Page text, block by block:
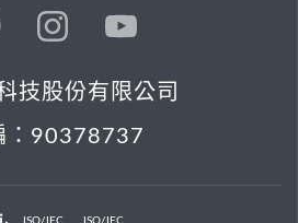
技股份有限公司
：90378737
ISO/IEC ISO/IEC